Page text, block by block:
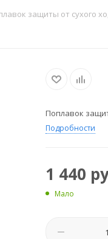
защиты от сухого
Поплавок
Подробности
1 440
Мало